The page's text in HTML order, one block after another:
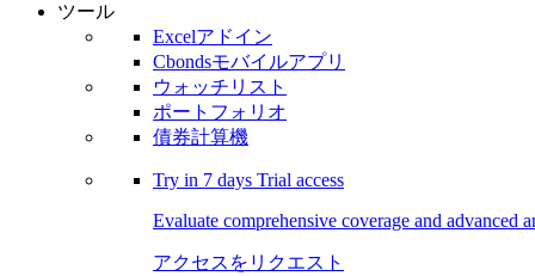
ツール
Excelアドイン
Cbondsモバイルアプリ
ウォッチリスト
ポートフォリオ
債券計算機
Try in 7 days Trial access
Evaluate comprehensive coverage and advanced
アクセスをリクエスト